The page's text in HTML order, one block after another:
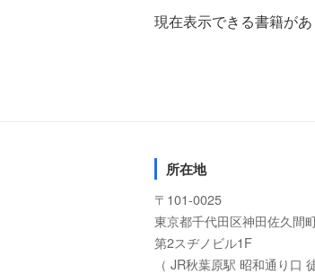
現在表示できる書籍があ
所在地
〒101-0025
東京都千代田区神田佐久間
第2スヂノビル1F
（ JR秋葉原駅 昭和通り口